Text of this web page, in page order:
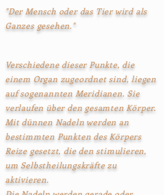
"Der Mensch oder das Tier wird als
Ganzes gesehen."
Verschiedene dieser Punkte, die
einem Organ zugeordnet sind, liegen
auf sogenannten Meridianen. Sie
verlaufen über den gesamten Körper.
Mit dünnen Nadeln werden an
bestimmten Punkten des Körpers
Reize gesetzt, die den stimulieren,
um Selbstheilungskräfte zu
aktivieren.